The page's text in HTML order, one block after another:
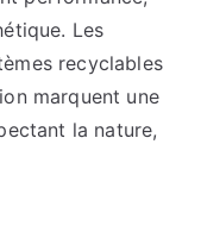
Les
recyclables
marquent une
la nature,